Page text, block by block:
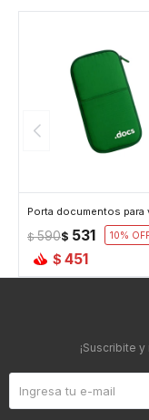
$ 531
$ 590 10
$ 451
¡Suscribite